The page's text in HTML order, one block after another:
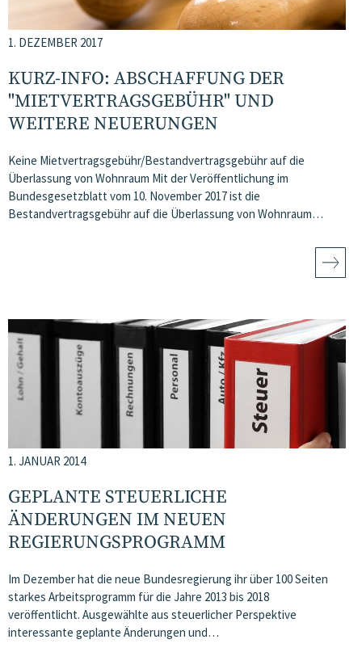
1. DEZEMBER 2017
KURZ-INFO: ABSCHAFFUNG DER
"MIETVERTRAGSGEBÜHR" UND
WEITERE NEUERUNGEN
Keine Mietvertragsgebühr/Bestandvertragsgebühr auf die
Überlassung von Wohnraum Mit der Veröffentlichung im
Bundesgesetzblatt vom 10. November 2017 ist die
Bestandvertragsgebühr auf die Überlassung von Wohnraum…
1. JANUAR 2014
GEPLANTE STEUERLICHE
ÄNDERUNGEN IM NEUEN
REGIERUNGSPROGRAMM
Im Dezember hat die neue Bundesregierung ihr über 100 Seiten
starkes Arbeitsprogramm für die Jahre 2013 bis 2018
veröffentlicht. Ausgewählte aus steuerlicher Perspektive
interessante geplante Änderungen und…